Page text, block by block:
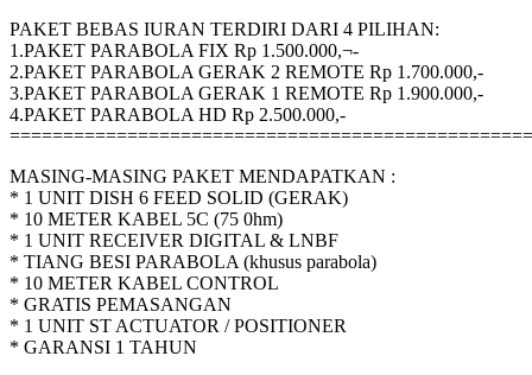
PAKET BEBAS IURAN TERDIRI DARI 4 PILIHAN:
1.PAKET PARABOLA FIX Rp 1.500.000,¬-
2.PAKET PARABOLA GERAK 2 REMOTE Rp 1.700.000,-
3.PAKET PARABOLA GERAK 1 REMOTE Rp 1.900.000,-
4.PAKET PARABOLA HD Rp 2.500.000,-
MASING-MASING PAKET MENDAPATKAN :
* 1 UNIT DISH 6 FEED SOLID (GERAK)
* 10 METER KABEL 5C (75 0hm)
* 1 UNIT RECEIVER DIGITAL & LNBF
* TIANG BESI PARABOLA (khusus parabola)
* 10 METER KABEL CONTROL
* GRATIS PEMASANGAN
* 1 UNIT ST ACTUATOR / POSITIONER
* GARANSI 1 TAHUN